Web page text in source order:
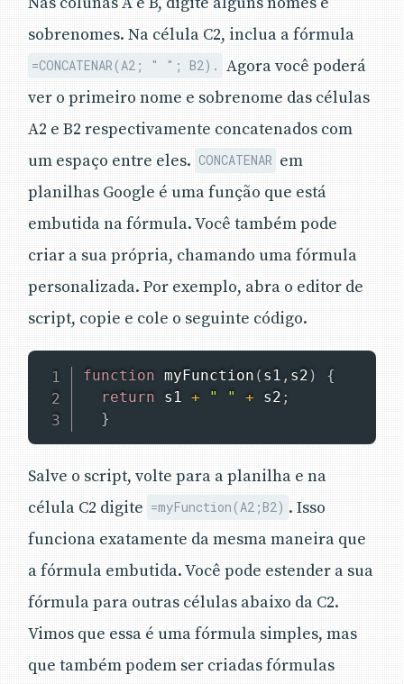
sobrenomes. Na célula C2, inclua a fórmula
=CONCATENAR(A2; " "; B2). Agora você poderá
ver o primeiro nome e sobrenome das células
A2 e B2 respectivamente concatenados com
um espaço entre eles. CONCATENAR em
planilhas Google é uma função que está
embutida na fórmula. Você também pode
criar a sua própria, chamando uma fórmula
personalizada. Por exemplo, abra o editor de
script, copie e cole o seguinte código.
function myFunction ( s1 , s2 )
{
return s1 + " " + s2 ;
}
Salve o script, volte para a planilha e na
célula C2 digite =myFunction(A2;B2) . Isso
funciona exatamente da mesma maneira que
a fórmula embutida. Você pode estender a sua
fórmula para outras células abaixo da C2.
Vimos que essa é uma fórmula simples, mas
que também podem ser criadas fórmulas